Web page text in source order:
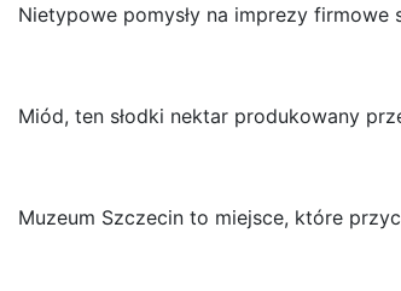
Nietypowe pomysły na imprezy firmowe
Miód, ten słodki nektar produkowany
Muzeum Szczecin to miejsce, które